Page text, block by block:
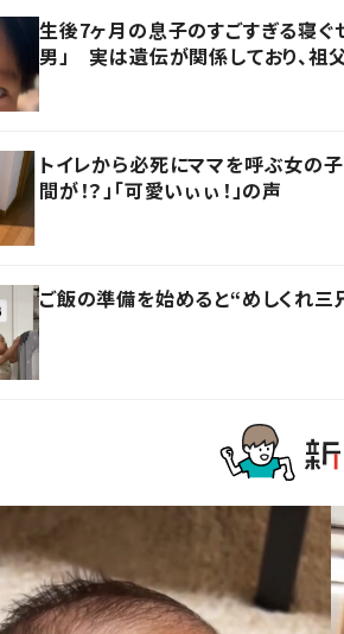
生後7ヶ月の息子のすごすぎる寝ぐ
男」 実は遺伝が関係しており、祖
トイレから必死にママを呼ぶ女の
間が！？」「可愛いぃぃ！」の声
ご飯の準備を始めると“めしくれ三